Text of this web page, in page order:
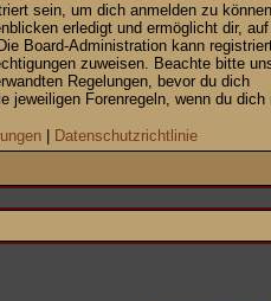
sein, um dich anmelden zu
erledigt und ermöglicht dir, auf
Board-Administration kann
zuweisen. Beachte bitte
Regelungen, bevor du dich
jeweiligen Forenregeln, wenn du dich
| Datenschutzrichtlinie